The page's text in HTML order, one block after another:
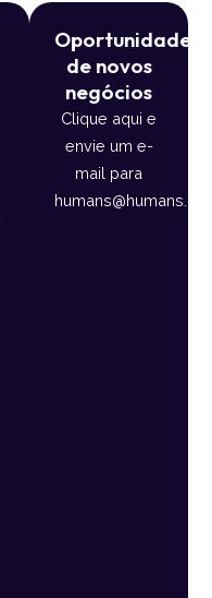
Oportunidade
de novos
negócios
Clique aqui e
envie um e-
mail para